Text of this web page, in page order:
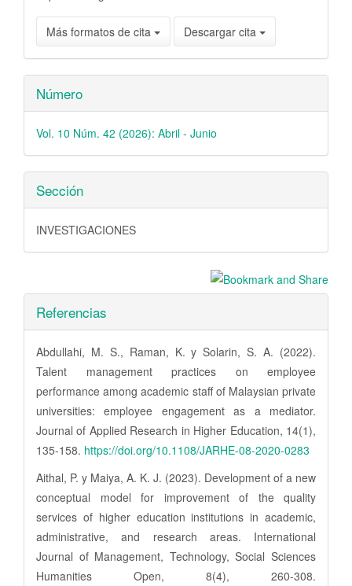
Más formatos de cita Descargar cita
Número
Vol. 10 Núm. 42 (2026): Abril - Junio
Sección
INVESTIGACIONES
Referencias
Abdullahi, M. S., Raman, K. y Solarin, S. A. (2022).
Talent management practices on employee
performance among academic staff of Malaysian private
universities: employee engagement as a mediator.
Journal of Applied Research in Higher Education, 14(1),
135-158. https://doi.org/10.1108/JARHE-08-2020-0283
Aithal, P. y Maiya, A. K. J. (2023). Development of a new
conceptual model for improvement of the quality
services of higher education institutions in academic,
administrative, and research areas. International
Journal of Management, Technology, Social Sciences
Humanities Open, 8(4), 260-308.